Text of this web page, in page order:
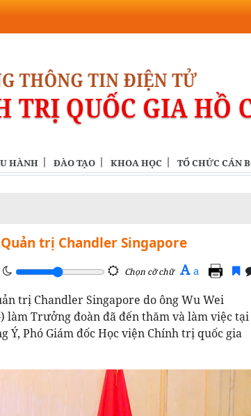
HÀNH ĐÀO TẠO KHOA HỌC TỔ CHỨC CÁN
trị Chandler Singapore
Chọn cỡ chữ A a
trị Chandler Singapore do ông Wu Wei
làm Trưởng đoàn đã đến thăm và làm việc tại
Ý, Phó Giám đốc Học viện Chính trị quốc gia